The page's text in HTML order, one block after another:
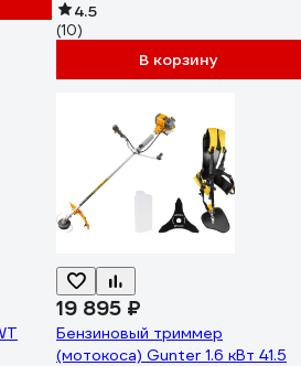
4.5
(10)
В корзину
19 895 ₽
Бензиновый триммер
(мотокоса) Gunter 1.6 кВт 41.5